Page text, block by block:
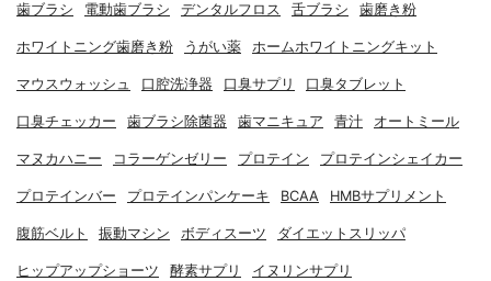
歯ブラシ 電動歯ブラシ デンタルフロス 舌ブラシ 歯磨き粉
ホワイトニング歯磨き粉 うがい薬 ホームホワイトニングキット
マウスウォッシュ 口腔洗浄器 口臭サプリ 口臭タブレット
口臭チェッカー 歯ブラシ除菌器 歯マニキュア 青汁 オートミール
マヌカハニー コラーゲンゼリー プロテイン プロテインシェイカー
プロテインバー プロテインパンケーキ BCAA HMBサプリメント
腹筋ベルト 振動マシン ボディスーツ ダイエットスリッパ
ヒップアップショーツ 酵素サプリ イヌリンサプリ